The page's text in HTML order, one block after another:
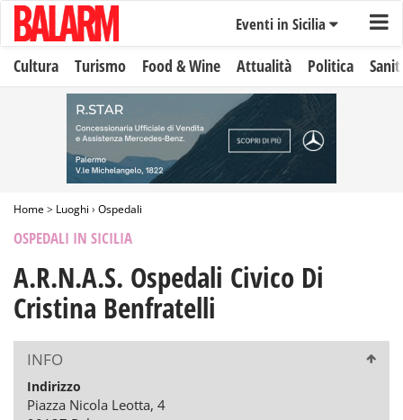
Eventi in Sicilia
Cultura Turismo Food & Wine Attualità Politica
Home> Luoghi › Ospedali
OSPEDALI IN SICILIA
A.R.N.A.S. Ospedali Civico Di
Cristina Benfratelli
INFO
Indirizzo
Piazza Nicola Leotta, 4